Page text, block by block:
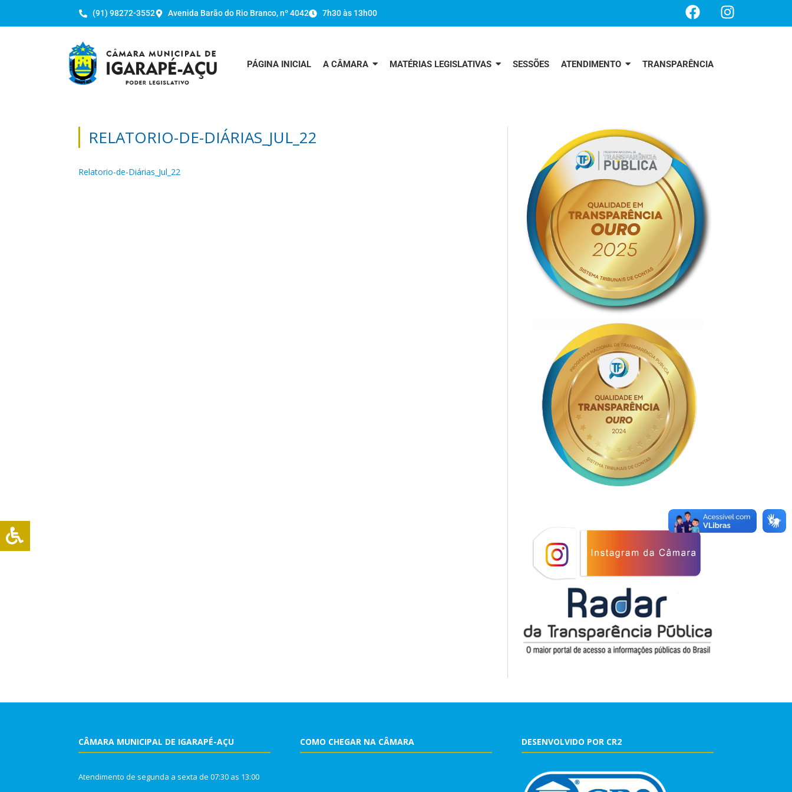
(91) 98272-3552 Avenida Barão do Rio Branco, nº 4042 7h30 às 13h00
PÁGINA INICIAL A CÂMARA MATÉRIAS LEGISLATIVAS SESSÕES ATENDIMENTO TRANSPARÊNCIA
RELATORIO-DE-DIÁRIAS_JUL_22
Relatorio-de-Diárias_Jul_22
CÂMARA MUNICIPAL DE IGARAPÉ-AÇU
Atendimento de segunda a sexta de 07:30 as 13:00
COMO CHEGAR NA CÂMARA DESENVOLVIDO POR CR2